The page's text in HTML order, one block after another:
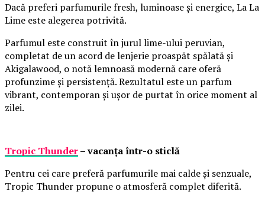
Dacă preferi parfumurile fresh, luminoase și energice, La La
Lime este alegerea potrivită.
Parfumul este construit în jurul lime-ului peruvian,
completat de un acord de lenjerie proaspăt spălată și
Akigalawood, o notă lemnoasă modernă care oferă
profunzime și persistență. Rezultatul este un parfum
vibrant, contemporan și ușor de purtat în orice moment al
zilei.
Tropic Thunder– vacanța într-o sticlă
Pentru cei care preferă parfumurile mai calde și senzuale,
Tropic Thunder propune o atmosferă complet diferită.